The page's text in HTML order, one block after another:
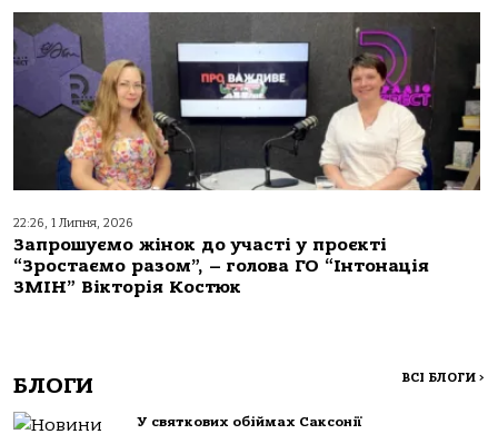
22:26, 1 Липня, 2026
Запрошуємо жінок до участі у проєкті
“Зростаємо разом”, – голова ГО “Інтонація
ЗМІН” Вікторія Костюк
БЛОГИ ВСІ БЛОГИ >
У святкових обіймах Саксонії